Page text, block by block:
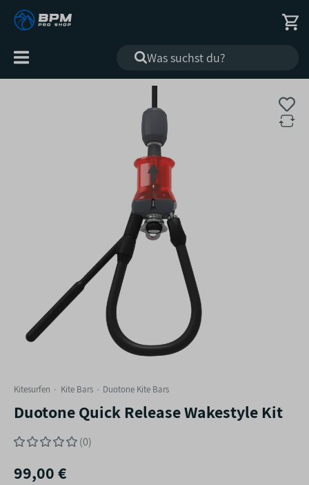
Alle
Kitesurfen Kite Bars Duotone Kite Bars
Duotone Quick Release Wakestyle Kit
(0)
99,00 €